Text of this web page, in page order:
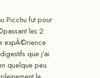
Picchu fut pour
les 2
expÃ©rience
que j’ai
quelque peu